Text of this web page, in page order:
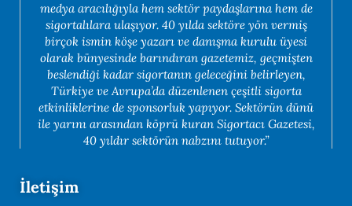
medya aracılığıyla hem sektör paydaşlarına hem de
sigortalılara ulaşıyor. 40 yılda sektöre yön vermiş
birçok ismin köşe yazarı ve danışma kurulu üyesi
olarak bünyesinde barındıran gazetemiz, geçmişten
beslendiği kadar sigortanın geleceğini belirleyen,
Türkiye ve Avrupa’da düzenlenen çeşitli sigorta
etkinliklerine de sponsorluk yapıyor. Sektörün dünü
ile yarını arasından köprü kuran Sigortacı Gazetesi,
40 yıldır sektörün nabzını tutuyor.”
İletişim